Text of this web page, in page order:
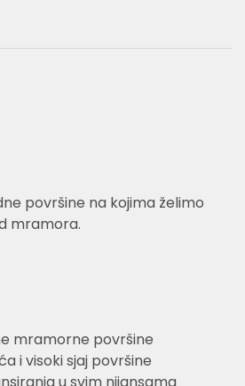
površine na kojima želimo
mramora.
mramorne površine
i visoki sjaj površine